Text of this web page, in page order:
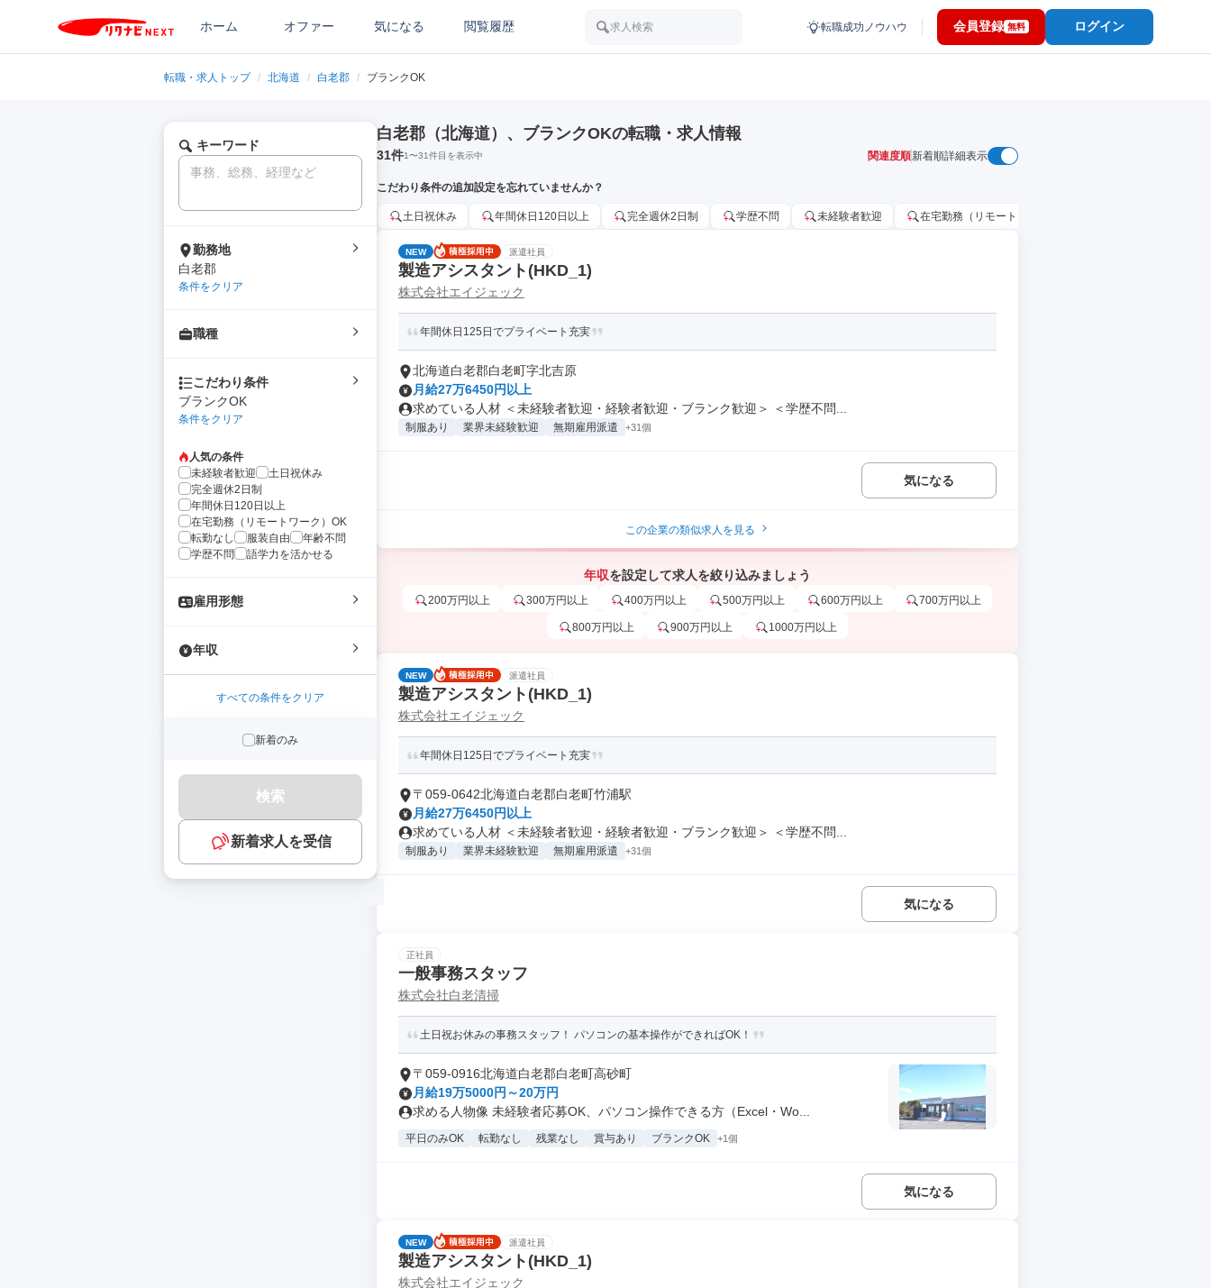
ホーム オファー 気になる 閲覧履歴 求人検索 転職成功ノウハウ 会員登録 無料 ログイン
転職・求人トップ / 北海道 / 白老郡 / ブランクOK
キーワード
勤務地
白老郡
条件をクリア
職種
こだわり条件
ブランクOK
条件をクリア
人気の条件
未経験者歓迎
土日祝休み
完全週休2日制
年間休日120日以上
在宅勤務（リモートワーク）OK
転勤なし
服装自由
年齢不問
学歴不問
語学力を活かせる
雇用形態
年収
すべての条件をクリア
新着のみ
検索
新着求人を受信
白老郡（北海道）、ブランクOKの転職・求人情報
31件1〜31件目を表示中 関連度順新着順詳細表示
こだわり条件の追加設定を忘れていませんか？
土日祝休み 年間休日120日以上 完全週休2日制 学歴不問 未経験者歓迎 在宅勤務（リモートワーク）OK
NEW 派遣社員
製造アシスタント(HKD_1)
株式会社エイジェック
年間休日125日でプライベート充実
北海道白老郡白老町字北吉原
月給27万6450円以上
求めている人材 ＜未経験者歓迎・経験者歓迎・ブランク歓迎＞ ＜学歴不問...
制服あり 業界未経験歓迎 無期雇用派遣 +31個
気になる
この企業の類似求人を見る
年収を設定して求人を絞り込みましょう
200万円以上 300万円以上 400万円以上 500万円以上 600万円以上 700万円以上
800万円以上 900万円以上 1000万円以上
NEW 派遣社員
製造アシスタント(HKD_1)
株式会社エイジェック
年間休日125日でプライベート充実
〒059-0642北海道白老郡白老町竹浦駅
月給27万6450円以上
求めている人材 ＜未経験者歓迎・経験者歓迎・ブランク歓迎＞ ＜学歴不問...
制服あり 業界未経験歓迎 無期雇用派遣 +31個
気になる
正社員
一般事務スタッフ
株式会社白老清掃
土日祝お休みの事務スタッフ！ パソコンの基本操作ができればOK！
〒059-0916北海道白老郡白老町高砂町
月給19万5000円～20万円
求める人物像 未経験者応募OK、パソコン操作できる方（Excel・Wo...
平日のみOK 転勤なし 残業なし 賞与あり ブランクOK +1個
気になる
NEW 派遣社員
製造アシスタント(HKD_1)
株式会社エイジェック